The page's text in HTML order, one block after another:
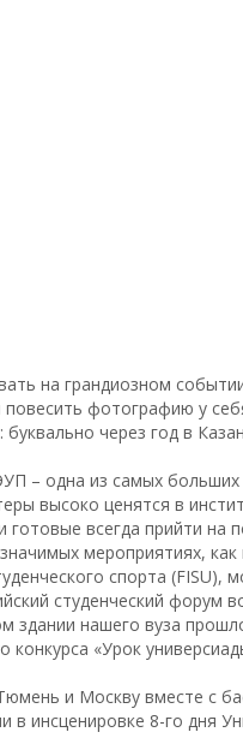
на грандиозном
фотографию у
через год в
– одна из самых
высоко ценятся в
готовые всегда прийти на
мероприятиях,
спорта (FISU),
студенческий форум
здании нашего вуза
конкурса «Урок
и Москву вместе с
в инсценировке 8-го дня